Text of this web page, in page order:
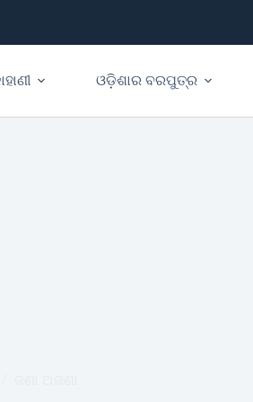
ଓଡ଼ିଶାର ବରପୁତ୍ର